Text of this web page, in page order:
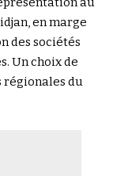
en marge
des sociétés
Un choix de
régionales du